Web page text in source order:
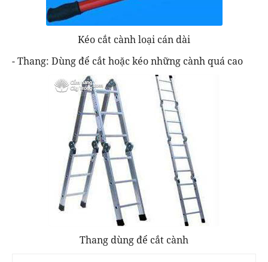
Kéo cắt cành loại cán dài
- Thang: Dùng để cắt hoặc kéo những cành quá cao
Thang dùng để cắt cành